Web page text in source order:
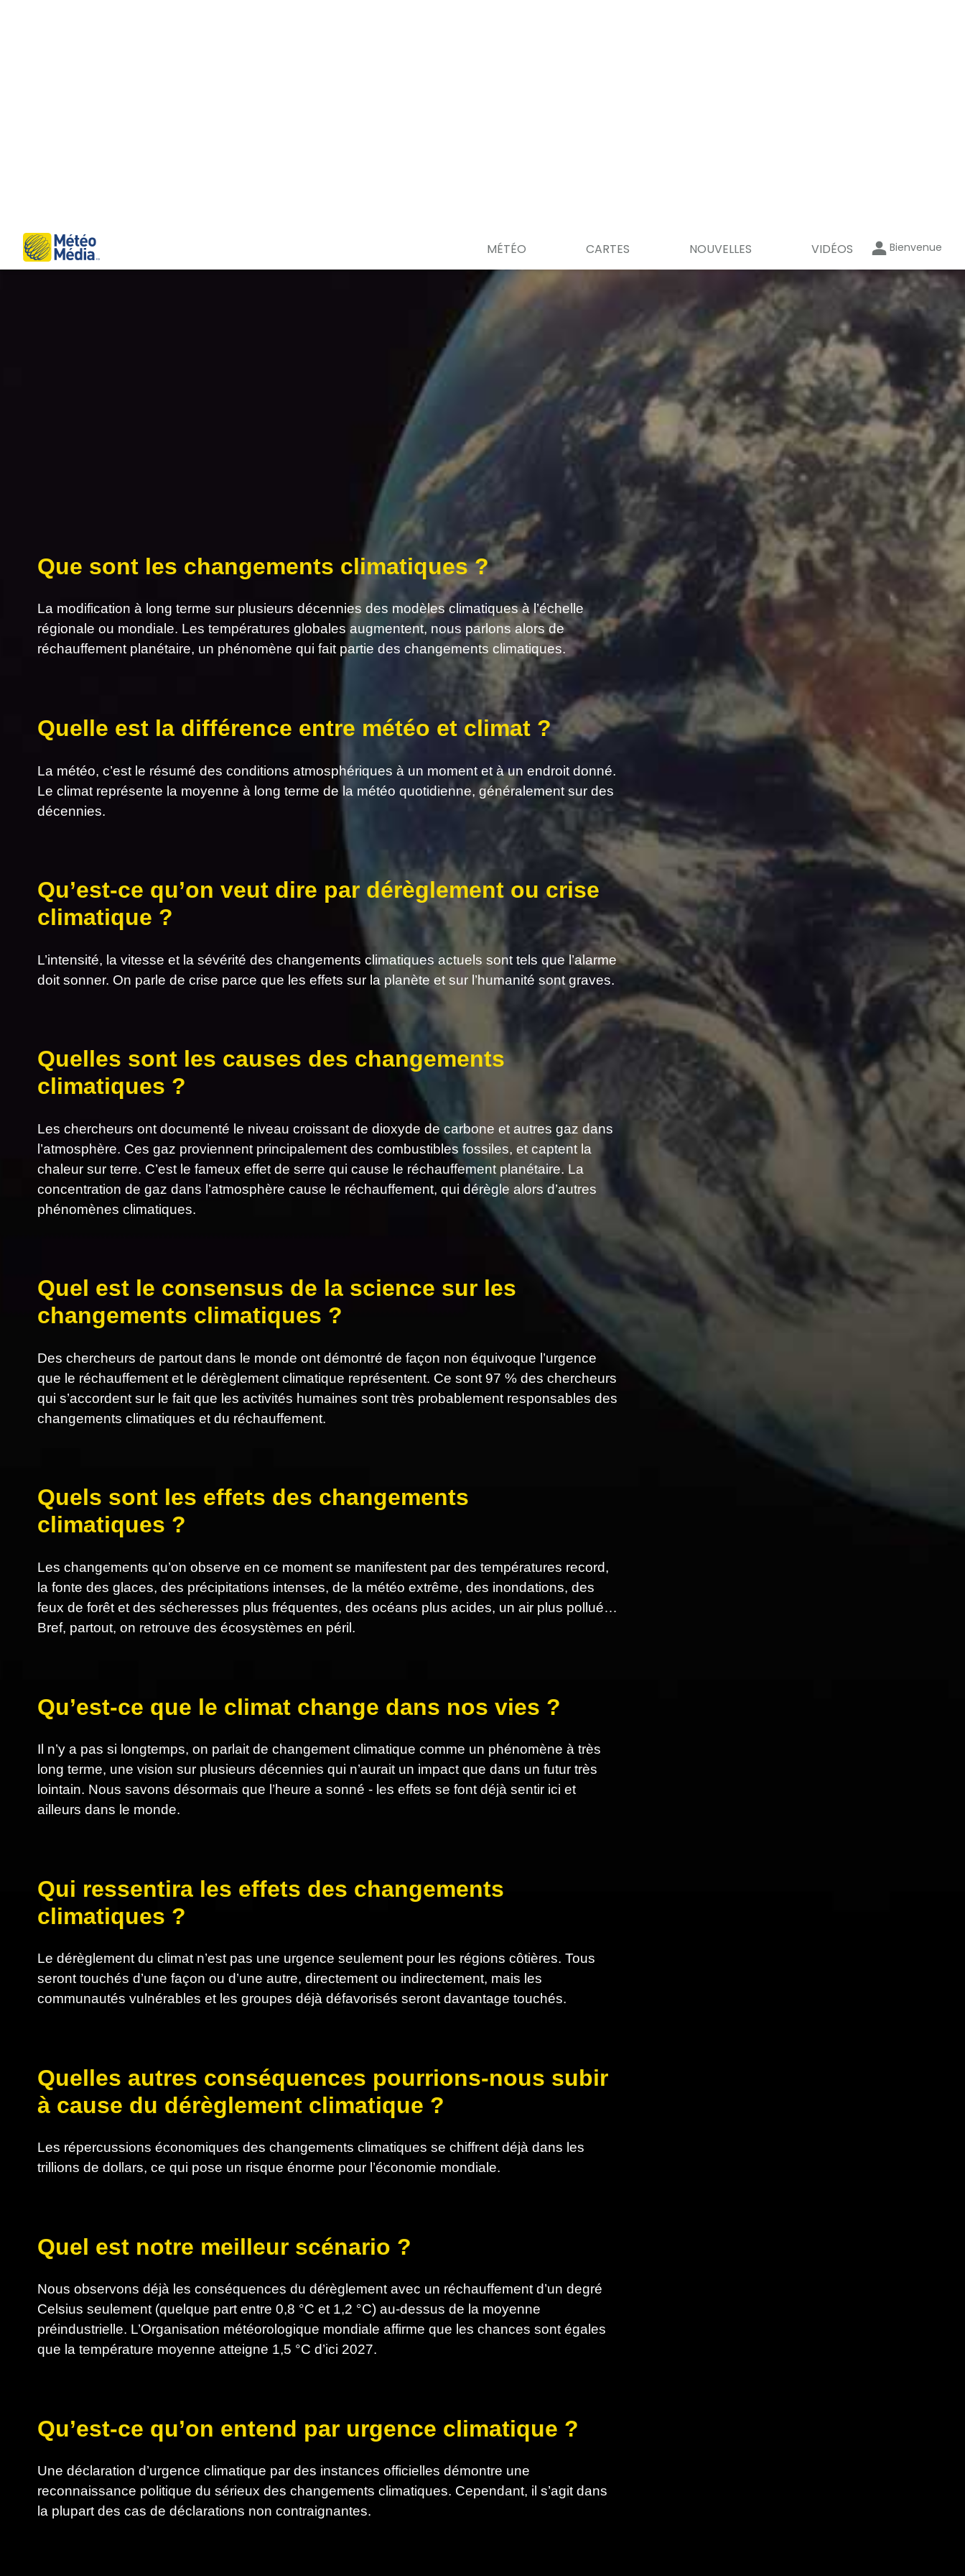
MÉTÉO CARTES NOUVELLES VIDÉOS Bienvenue
Que sont les changements climatiques ?
La modification à long terme sur plusieurs décennies des modèles climatiques à l’échelle
régionale ou mondiale. Les températures globales augmentent, nous parlons alors de
réchauffement planétaire, un phénomène qui fait partie des changements climatiques.
Quelle est la différence entre météo et climat ?
La météo, c’est le résumé des conditions atmosphériques à un moment et à un endroit donné.
Le climat représente la moyenne à long terme de la météo quotidienne, généralement sur des
décennies.
Qu’est-ce qu’on veut dire par dérèglement ou crise
climatique ?
L’intensité, la vitesse et la sévérité des changements climatiques actuels sont tels que l’alarme
doit sonner. On parle de crise parce que les effets sur la planète et sur l’humanité sont graves.
Quelles sont les causes des changements
climatiques ?
Les chercheurs ont documenté le niveau croissant de dioxyde de carbone et autres gaz dans
l’atmosphère. Ces gaz proviennent principalement des combustibles fossiles, et captent la
chaleur sur terre. C’est le fameux effet de serre qui cause le réchauffement planétaire. La
concentration de gaz dans l’atmosphère cause le réchauffement, qui dérègle alors d’autres
phénomènes climatiques.
Quel est le consensus de la science sur les
changements climatiques ?
Des chercheurs de partout dans le monde ont démontré de façon non équivoque l’urgence
que le réchauffement et le dérèglement climatique représentent. Ce sont 97 % des chercheurs
qui s’accordent sur le fait que les activités humaines sont très probablement responsables des
changements climatiques et du réchauffement.
Quels sont les effets des changements
climatiques ?
Les changements qu’on observe en ce moment se manifestent par des températures record,
la fonte des glaces, des précipitations intenses, de la météo extrême, des inondations, des
feux de forêt et des sécheresses plus fréquentes, des océans plus acides, un air plus pollué…
Bref, partout, on retrouve des écosystèmes en péril.
Qu’est-ce que le climat change dans nos vies ?
Il n’y a pas si longtemps, on parlait de changement climatique comme un phénomène à très
long terme, une vision sur plusieurs décennies qui n’aurait un impact que dans un futur très
lointain. Nous savons désormais que l’heure a sonné - les effets se font déjà sentir ici et
ailleurs dans le monde.
Qui ressentira les effets des changements
climatiques ?
Le dérèglement du climat n’est pas une urgence seulement pour les régions côtières. Tous
seront touchés d’une façon ou d’une autre, directement ou indirectement, mais les
communautés vulnérables et les groupes déjà défavorisés seront davantage touchés.
Quelles autres conséquences pourrions-nous subir
à cause du dérèglement climatique ?
Les répercussions économiques des changements climatiques se chiffrent déjà dans les
trillions de dollars, ce qui pose un risque énorme pour l’économie mondiale.
Quel est notre meilleur scénario ?
Nous observons déjà les conséquences du dérèglement avec un réchauffement d’un degré
Celsius seulement (quelque part entre 0,8 °C et 1,2 °C) au-dessus de la moyenne
préindustrielle. L’Organisation météorologique mondiale affirme que les chances sont égales
que la température moyenne atteigne 1,5 °C d’ici 2027.
Qu’est-ce qu’on entend par urgence climatique ?
Une déclaration d’urgence climatique par des instances officielles démontre une
reconnaissance politique du sérieux des changements climatiques. Cependant, il s’agit dans
la plupart des cas de déclarations non contraignantes.